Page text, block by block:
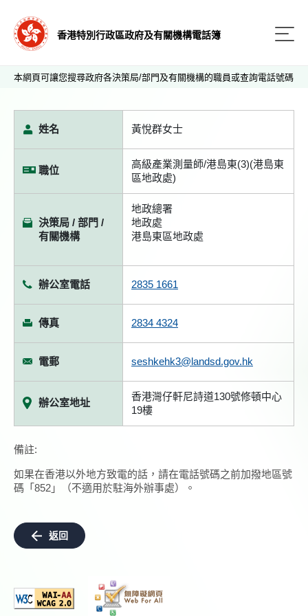
香港特別行政區政府及有關機構電話簿
本網頁可讓您搜尋政府各決策局/部門及有關機構的職員或查詢電話號碼
姓名 黃悅群女士
職位
高級產業測量師/港島東(3)(港島東
區地政處)
決策局 / 部門 /
有關機構
地政總署
地政處
港島東區地政處
辦公室電話 2835 1661
傳真 2834 4324
電郵 seshkehk3@landsd.gov.hk
辦公室地址
香港灣仔軒尼詩道130號修頓中心
19樓
備註:
如果在香港以外地方致電的話，請在電話號碼之前加撥地區號
碼「852」（不適用於駐海外辦事處）。
返回